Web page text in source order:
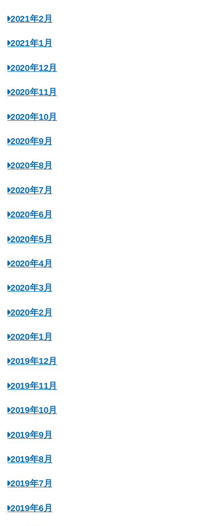
2021年2月
2021年1月
2020年12月
2020年11月
2020年10月
2020年9月
2020年8月
2020年7月
2020年6月
2020年5月
2020年4月
2020年3月
2020年2月
2020年1月
2019年12月
2019年11月
2019年10月
2019年9月
2019年8月
2019年7月
2019年6月